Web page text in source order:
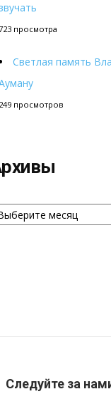
просмотра
Светлая память
просмотров
Следуйте за